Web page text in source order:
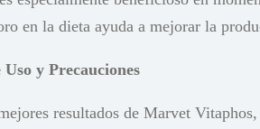
en la dieta ayuda a mejorar la
y Precauciones
resultados de Marvet